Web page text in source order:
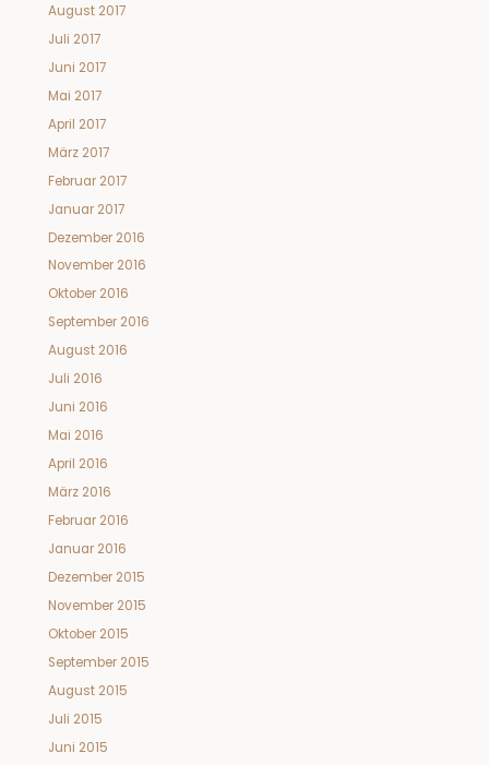
August 2017
Juli 2017
Juni 2017
Mai 2017
April 2017
März 2017
Februar 2017
Januar 2017
Dezember 2016
November 2016
Oktober 2016
September 2016
August 2016
Juli 2016
Juni 2016
Mai 2016
April 2016
März 2016
Februar 2016
Januar 2016
Dezember 2015
November 2015
Oktober 2015
September 2015
August 2015
Juli 2015
Juni 2015